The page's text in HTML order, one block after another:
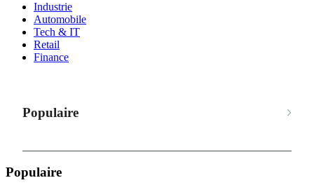
Industrie
Automobile
Tech & IT
Retail
Finance
Populaire
Populaire